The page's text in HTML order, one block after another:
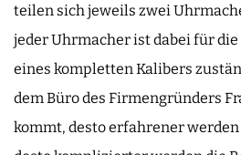
teilen sich jeweils zwei
jeder Uhrmacher ist dabei für
eines kompletten Kalibers
dem Büro des Firmengründers
kommt, desto erfahrener